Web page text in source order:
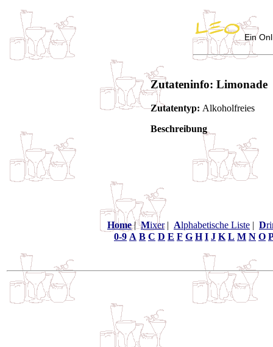
Ein
Zutateninfo: Limonade
Zutatentyp: Alkoholfreies
Beschreibung
Home|Mixer| Alphabetische Liste | D
0-9 A B C D E F G H I J K L M N O